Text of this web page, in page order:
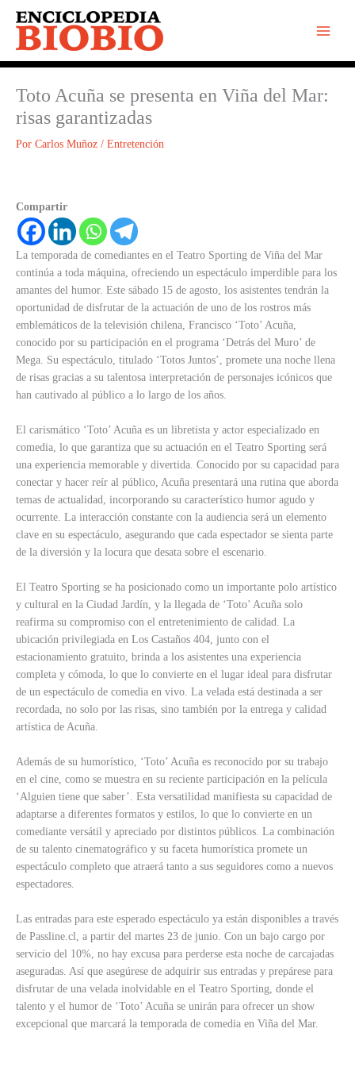
contenido
Toto Acuña se presenta en Viña del Mar:
risas garantizadas
Por Carlos Muñoz / Entretención
Compartir
La temporada de comediantes en el Teatro Sporting de Viña del Mar
continúa a toda máquina, ofreciendo un espectáculo imperdible para los
amantes del humor. Este sábado 15 de agosto, los asistentes tendrán la
oportunidad de disfrutar de la actuación de uno de los rostros más
emblemáticos de la televisión chilena, Francisco ‘Toto’ Acuña,
conocido por su participación en el programa ‘Detrás del Muro’ de
Mega. Su espectáculo, titulado ‘Totos Juntos’, promete una noche llena
de risas gracias a su talentosa interpretación de personajes icónicos que
han cautivado al público a lo largo de los años.
El carismático ‘Toto’ Acuña es un libretista y actor especializado en
comedia, lo que garantiza que su actuación en el Teatro Sporting será
una experiencia memorable y divertida. Conocido por su capacidad para
conectar y hacer reír al público, Acuña presentará una rutina que aborda
temas de actualidad, incorporando su característico humor agudo y
ocurrente. La interacción constante con la audiencia será un elemento
clave en su espectáculo, asegurando que cada espectador se sienta parte
de la diversión y la locura que desata sobre el escenario.
El Teatro Sporting se ha posicionado como un importante polo artístico
y cultural en la Ciudad Jardín, y la llegada de ‘Toto’ Acuña solo
reafirma su compromiso con el entretenimiento de calidad. La
ubicación privilegiada en Los Castaños 404, junto con el
estacionamiento gratuito, brinda a los asistentes una experiencia
completa y cómoda, lo que lo convierte en el lugar ideal para disfrutar
de un espectáculo de comedia en vivo. La velada está destinada a ser
recordada, no solo por las risas, sino también por la entrega y calidad
artística de Acuña.
Además de su humorístico, ‘Toto’ Acuña es reconocido por su trabajo
en el cine, como se muestra en su reciente participación en la película
‘Alguien tiene que saber’. Esta versatilidad manifiesta su capacidad de
adaptarse a diferentes formatos y estilos, lo que lo convierte en un
comediante versátil y apreciado por distintos públicos. La combinación
de su talento cinematográfico y su faceta humorística promete un
espectáculo completo que atraerá tanto a sus seguidores como a nuevos
espectadores.
Las entradas para este esperado espectáculo ya están disponibles a través
de Passline.cl, a partir del martes 23 de junio. Con un bajo cargo por
servicio del 10%, no hay excusa para perderse esta noche de carcajadas
aseguradas. Así que asegúrese de adquirir sus entradas y prepárese para
disfrutar de una velada inolvidable en el Teatro Sporting, donde el
talento y el humor de ‘Toto’ Acuña se unirán para ofrecer un show
excepcional que marcará la temporada de comedia en Viña del Mar.